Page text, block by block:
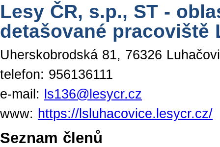
Lesy ČR, s.p., ST -
detašované pracoviště
Uherskobrodská 81, 76326
telefon: 956136111
e-mail:
ls136@lesycr.cz
www: https://lsluhacovice.lesycr.cz/
Seznam členů